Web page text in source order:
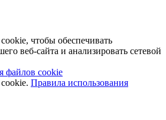
чтобы обеспечивать
веб-сайта и анализировать сетевой
файлов cookie
Правила использования